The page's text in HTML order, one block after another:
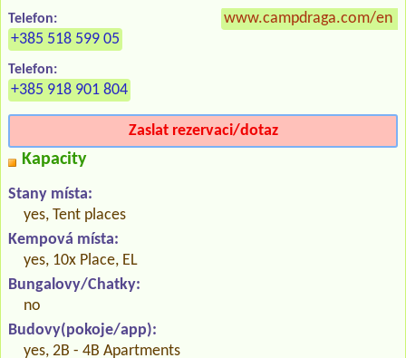
Telefon:
+385 518 599 05
Telefon:
+385 918 901 804
www.campdraga.com/en
Zaslat rezervaci/dotaz
Kapacity
Stany místa:
yes, Tent places
Kempová místa:
yes, 10x Place, EL
Bungalovy/Chatky:
no
Budovy(pokoje/app):
yes, 2B - 4B Apartments